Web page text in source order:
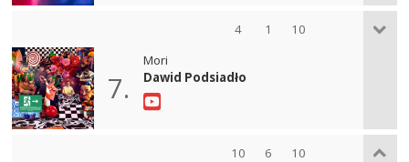
4 1 10
7.
Mori
Dawid Podsiadło
10 6 10